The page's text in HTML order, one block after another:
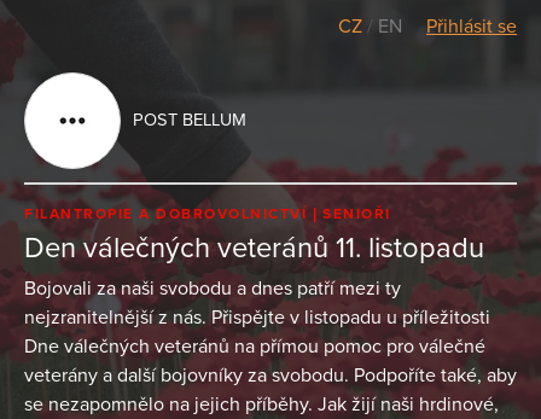
CZ / EN Přihlásit se
POST BELLUM
FILANTROPIE A DOBROVOLNICTVÍ SENIOŘI
Den válečných veteránů 11. listopadu
Bojovali za naši svobodu a dnes patří mezi ty
nejzranitelnější z nás. Přispějte v listopadu u příležitosti
Dne válečných veteránů na přímou pomoc pro válečné
veterány a další bojovníky za svobodu. Podpoříte také, aby
se nezapomnělo na jejich příběhy. Jak žijí naši hrdinové,